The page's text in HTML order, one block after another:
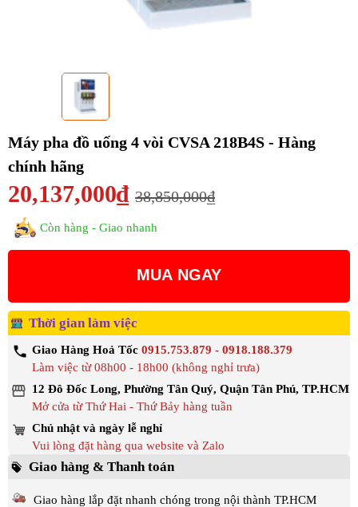
Máy pha đồ uống 4 vòi CVSA 218B4S - Hàng
chính hãng
20,137,000₫ 38,850,000₫
Còn hàng - Giao nhanh
MUA NGAY
Thời gian làm việc
Giao Hàng Hoả Tốc 0915.753.879 - 0918.188.379
Làm việc từ 08h00 - 18h00 (không nghỉ trưa)
12 Đô Đốc Long, Phường Tân Quý, Quận Tân Phú, TP.HCM
Mở cửa từ Thứ Hai - Thứ Bảy hàng tuần
Chủ nhật và ngày lễ nghỉ
Vui lòng đặt hàng qua website và Zalo
Giao hàng & Thanh toán
Giao hàng lắp đặt nhanh chóng trong nội thành TP.HCM